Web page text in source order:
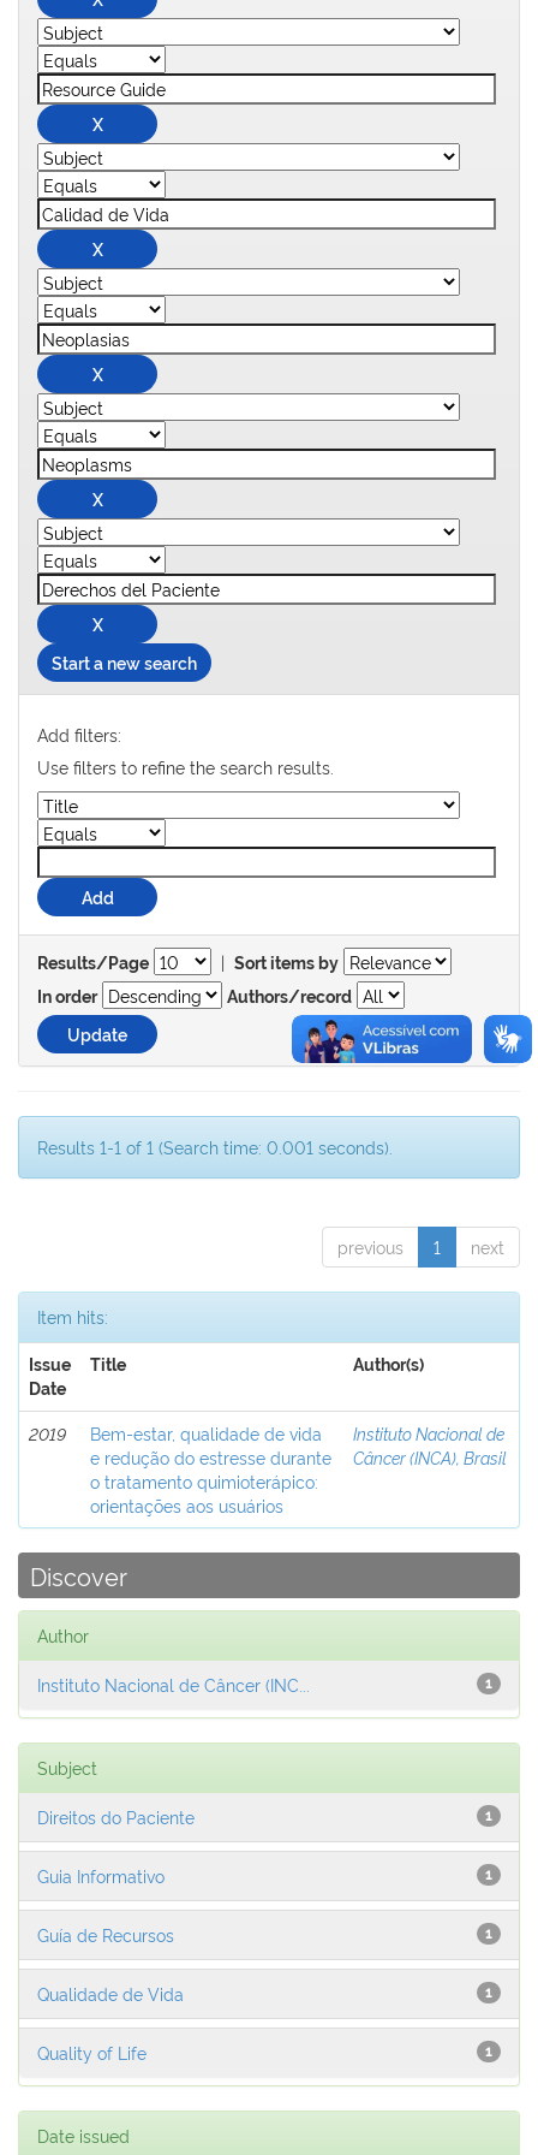
Start a new search
Add filters:
Use filters to refine the search results.
Results/Page | Sort items by
In order
Authors/record
Results 1-1 of 1 (Search time: 0.001 seconds).
previous 1 next
Item hits:
Issue
Date
Title Author(s)
2019
Bem-estar, qualidade de vida
e redução do estresse durante
o tratamento quimioterápico:
orientações aos usuários
Instituto Nacional de
Câncer (INCA), Brasil
Discover
Author
1
Instituto Nacional de Câncer (INC...
Subject
1
Direitos do Paciente
1
Guia Informativo
1
Guía de Recursos
1
Qualidade de Vida
1
Quality of Life
Date issued